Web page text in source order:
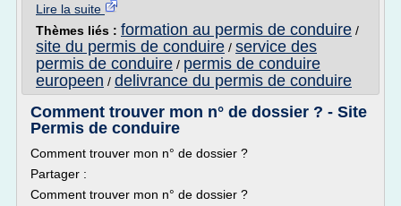
Lire la suite
Thèmes liés : formation au permis de conduire /
site du permis de conduire / service des
permis de conduire / permis de conduire
europeen / delivrance du permis de conduire
Comment trouver mon n° de dossier ? - Site
Permis de conduire
Comment trouver mon n° de dossier ?
Partager :
Comment trouver mon n° de dossier ?